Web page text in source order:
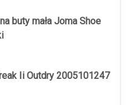
buty mała Joma Shoe
Ii Outdry 2005101247